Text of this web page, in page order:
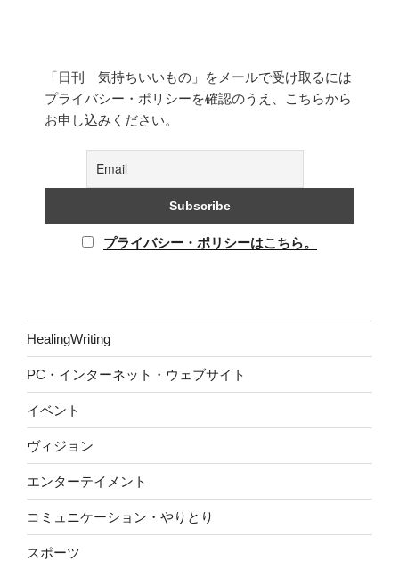
「日刊 気持ちいいもの」をメールで受け取るには
プライバシー・ポリシーを確認のうえ、こちらから
お申し込みください。
プライバシー・ポリシーはこちら。
HealingWriting
PC・インターネット・ウェブサイト
イベント
ヴィジョン
エンターテイメント
コミュニケーション・やりとり
スポーツ